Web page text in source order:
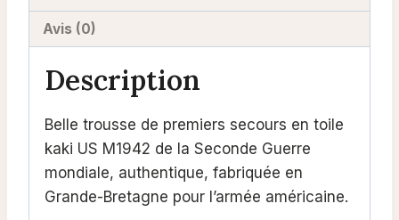
Avis (0)
Description
Belle trousse de premiers secours en toile
kaki US M1942 de la Seconde Guerre
mondiale, authentique, fabriquée en
Grande-Bretagne pour l’armée américaine.